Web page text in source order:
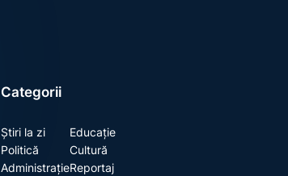
Categorii
Știri la zi
Politică
Administrație
Educație
Cultură
Reportaj